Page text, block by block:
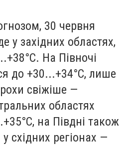
30 червня
у західних областях,
На Півночі
до +30...+34°С, лише
свіжіше —
областях
на Півдні також
східних регіонах —